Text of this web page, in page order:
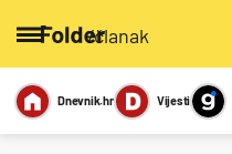
/članak
Miks
Dnevnik.hr Vijesti